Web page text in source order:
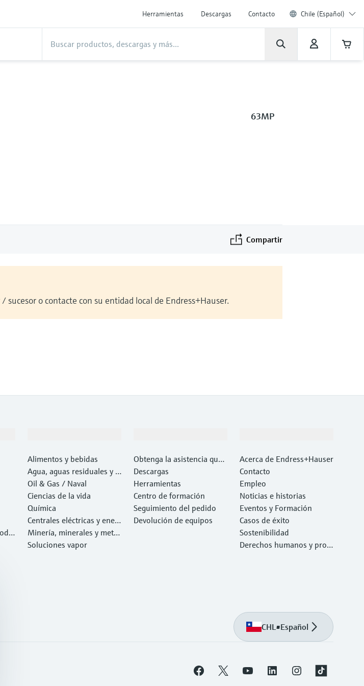
Herramientas Descargas Contacto Chile (Español)
63MP
Compartir
o contacte con su entidad local de Endress+Hauser.
Alimentos y bebidas
Agua, aguas residuales y r
esiduos
Oil & Gas / Naval
Ciencias de la vida
Química
Centrales eléctricas y ener
gía
Minería, minerales y metal
es
Soluciones vapor
Obtenga la asistencia que
necesita con rapidez
Descargas
Herramientas
Centro de formación
Seguimiento del pedido
Devolución de equipos
Acerca de Endress+Hauser
Contacto
Empleo
Noticias e historias
Eventos y Formación
Casos de éxito
Sostenibilidad
Derechos humanos y prote
CHL •Español